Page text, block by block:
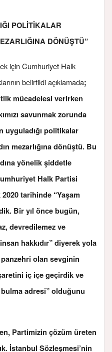
POLİTİKALAR
DÖNÜŞTÜ”
için Cumhuriyet Halk
belirtildi açıklamada;
mücadelesi verirken
savunmak zorunda
uyguladığı politikalar
mezarlığına dönüştü. Bu
yönelik şiddetle
Halk Partisi
2020 tarihinde “Yaşam
Bir yıl önce bugün,
devredilemez ve
hakkıdır” diyerek yola
olan sevginin
iç içe geçirdik ve
bulma adresi” olduğunu
Partimizin çözüm üreten
İstanbul Sözleşmesi’nin